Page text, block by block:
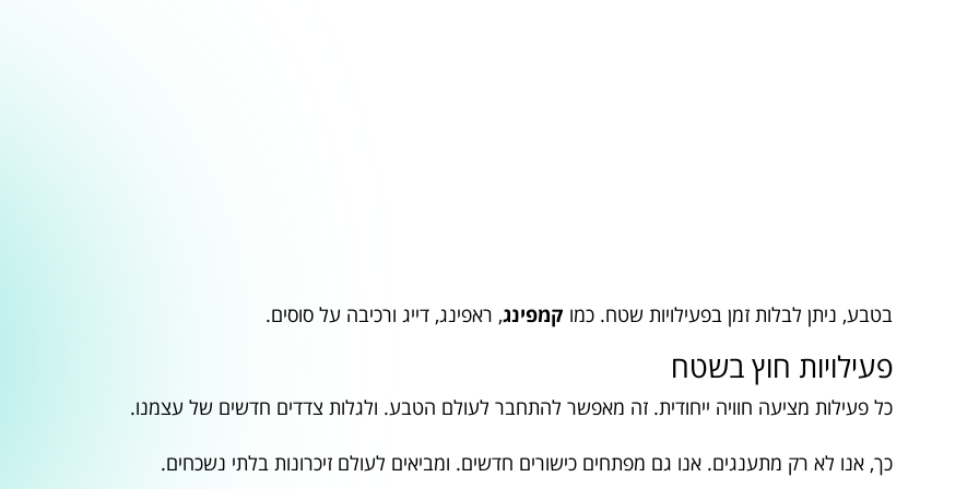
בטבע, ניתן לבלות זמן בפעילויות שטח. כמו קמפינג, ראפינג, דייג ורכיבה על סוסים.
פעילויות חוץ בשטח
כל פעילות מציעה חוויה ייחודית. זה מאפשר להתחבר לעולם הטבע. ולגלות צדדים חדשים של עצמנו.
כך, אנו לא רק מתענגים. אנו גם מפתחים כישורים חדשים. ומביאים לעולם זיכרונות בלתי נשכחים.